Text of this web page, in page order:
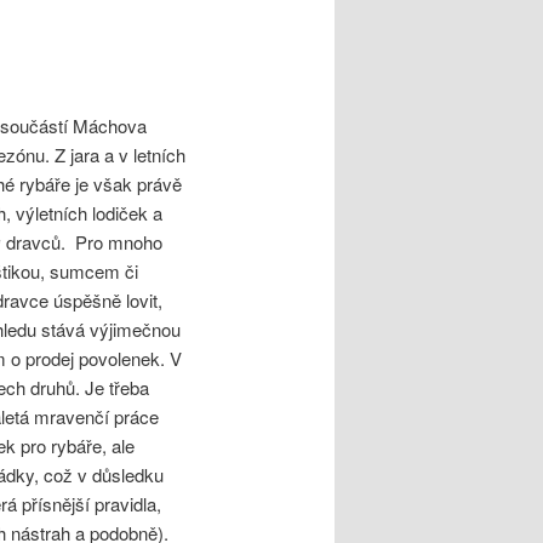
Máchova
Z jara a v letních
rybáře je však právě
výletních lodiček a
dravců. Pro mnoho
sumcem či
úspěšně lovit,
stává výjimečnou
prodej povolenek. V
druhů. Je třeba
mravenčí práce
pro rybáře, ale
což v důsledku
přísnější pravidla,
a podobně).